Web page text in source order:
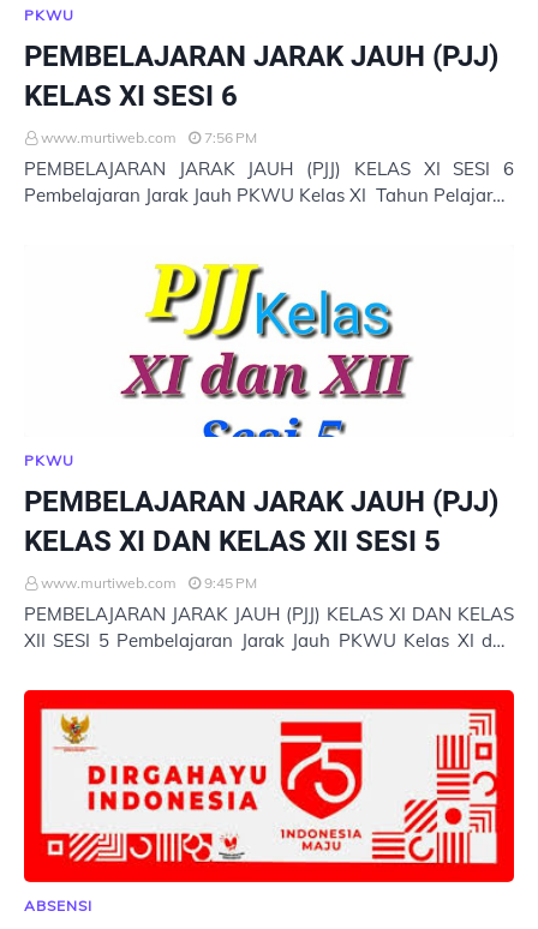
PKWU
PEMBELAJARAN JARAK JAUH (PJJ)
KELAS XI SESI 6
www.murtiweb.com 7:56 PM
PEMBELAJARAN JARAK JAUH (PJJ) KELAS XI SESI 6
Pembelajaran Jarak Jauh PKWU Kelas XI Tahun Pelajaran
PKWU
PEMBELAJARAN JARAK JAUH (PJJ)
KELAS XI DAN KELAS XII SESI 5
www.murtiweb.com 9:45 PM
PEMBELAJARAN JARAK JAUH (PJJ) KELAS XI DAN KELAS
XII SESI 5 Pembelajaran Jarak Jauh PKWU Kelas XI dan
ABSENSI